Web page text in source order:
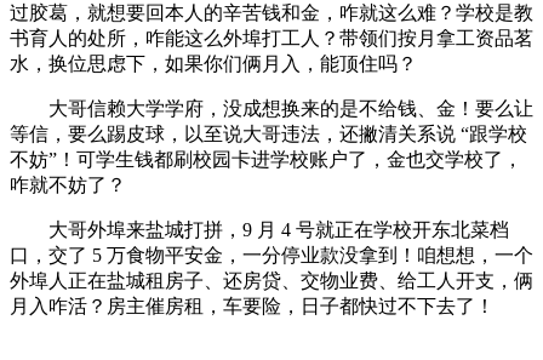
过胶葛，就想要回本人的辛苦钱和金，咋就这么难？学校是教
书育人的处所，咋能这么外埠打工人？带领们按月拿工资品茗
水，换位思虑下，如果你们俩月入，能顶住吗？
大哥信赖大学学府，没成想换来的是不给钱、金！要么让
等信，要么踢皮球，以至说大哥违法，还撇清关系说 “跟学校
不妨”！可学生钱都刷校园卡进学校账户了，金也交学校了，
咋就不妨了？
大哥外埠来盐城打拼，9 月 4 号就正在学校开东北菜档
口，交了 5 万食物平安金，一分停业款没拿到！咱想想，一个
外埠人正在盐城租房子、还房贷、交物业费、给工人开支，俩
月入咋活？房主催房租，车要险，日子都快过不下去了！